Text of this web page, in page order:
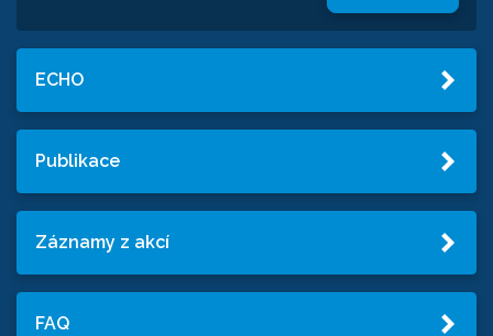
ECHO
Publikace
Záznamy z akcí
FAQ